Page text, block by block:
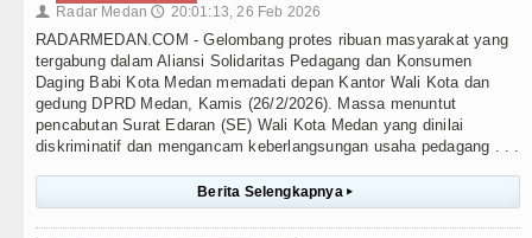
👤 Radar Medan 🕔 20:01:13, 26 Feb 2026
RADARMEDAN.COM - Gelombang protes ribuan masyarakat yang
tergabung dalam Aliansi Solidaritas Pedagang dan Konsumen
Daging Babi Kota Medan memadati depan Kantor Wali Kota dan
gedung DPRD Medan, Kamis (26/2/2026). Massa menuntut
pencabutan Surat Edaran (SE) Wali Kota Medan yang dinilai
diskriminatif dan mengancam keberlangsungan usaha pedagang . . .
Berita Selengkapnya ▸